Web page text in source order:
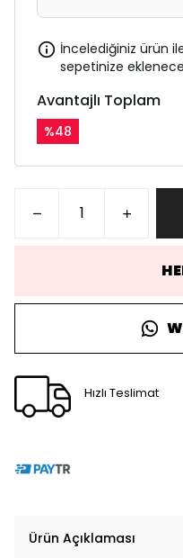
İncelediğiniz ürün
sepetinize
Avantajlı Toplam
%48
Hızlı Teslimat
Ürün Açıklaması